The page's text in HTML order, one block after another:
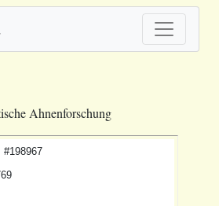
Ahnenforschung
#198967